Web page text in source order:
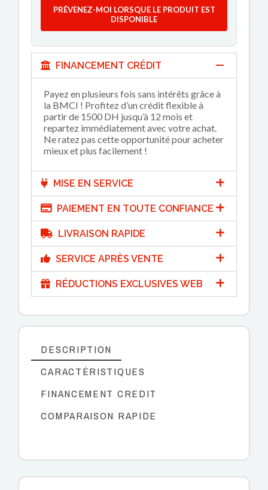
PRÉVENEZ-MOI LORSQUE LE PRODUIT EST
DISPONIBLE
FINANCEMENT CRÉDIT
Payez en plusieurs fois sans intérêts grâce à
la BMCI ! Profitez d’un crédit flexible à
partir de 1500 DH jusqu’à 12 mois et
repartez immédiatement avec votre achat.
Ne ratez pas cette opportunité pour acheter
mieux et plus facilement !
MISE EN SERVICE
PAIEMENT EN TOUTE CONFIANCE
LIVRAISON RAPIDE
SERVICE APRÈS VENTE
RÉDUCTIONS EXCLUSIVES WEB
DESCRIPTION
CARACTÉRISTIQUES
FINANCEMENT CREDIT
COMPARAISON RAPIDE